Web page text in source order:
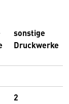
sonstige
Druckwerke
2